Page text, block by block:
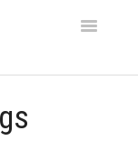
Toggle